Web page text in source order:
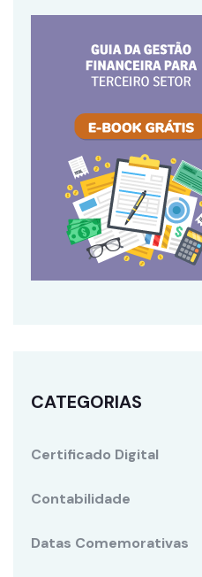
CATEGORIAS
Certificado Digital
Contabilidade
Datas Comemorativas